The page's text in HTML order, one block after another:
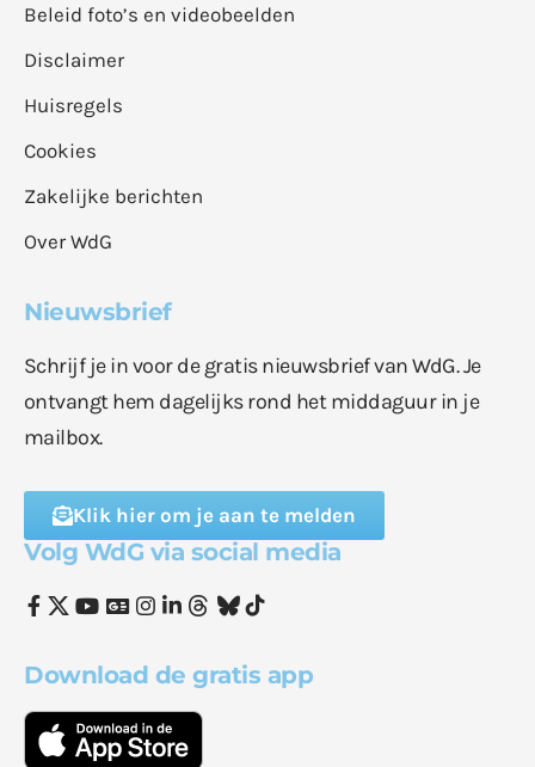
Beleid foto’s en videobeelden
Disclaimer
Huisregels
Cookies
Zakelijke berichten
Over WdG
Nieuwsbrief
Schrijf je in voor de gratis nieuwsbrief van WdG. Je
ontvangt hem dagelijks rond het middaguur in je
mailbox.
Klik hier om je aan te melden
Volg WdG via social media
Download de gratis app